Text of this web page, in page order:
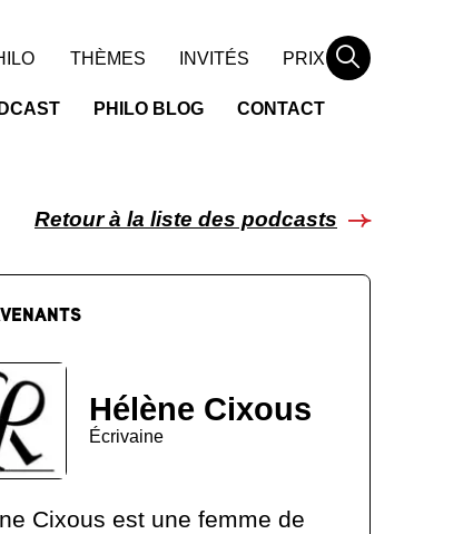
THÈMES INVITÉS PRIX
PHILO BLOG CONTACT
Rechercher
Retour à la liste des podcasts
Hélène Cixous
Écrivaine
Cixous est une femme de